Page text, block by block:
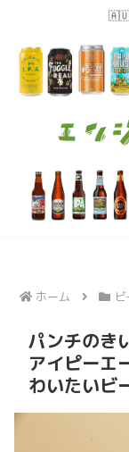
🇦🇺
ホーム
パンチのき
アイピーエ
わいたいビ